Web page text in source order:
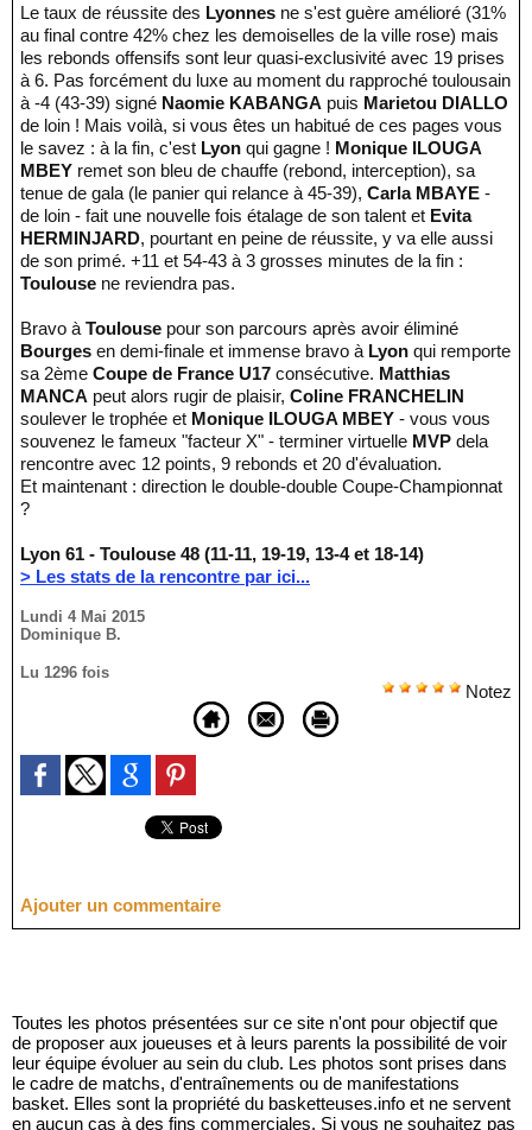
Le taux de réussite des Lyonnes ne s'est guère amélioré (31%
au final contre 42% chez les demoiselles de la ville rose) mais
les rebonds offensifs sont leur quasi-exclusivité avec 19 prises
à 6. Pas forcément du luxe au moment du rapproché toulousain
à -4 (43-39) signé Naomie KABANGA puis Marietou DIALLO
de loin ! Mais voilà, si vous êtes un habitué de ces pages vous
le savez : à la fin, c'est Lyon qui gagne ! Monique ILOUGA
MBEY remet son bleu de chauffe (rebond, interception), sa
tenue de gala (le panier qui relance à 45-39), Carla MBAYE -
de loin - fait une nouvelle fois étalage de son talent et Evita
HERMINJARD, pourtant en peine de réussite, y va elle aussi
de son primé. +11 et 54-43 à 3 grosses minutes de la fin :
Toulouse ne reviendra pas.
Bravo à Toulouse pour son parcours après avoir éliminé
Bourges en demi-finale et immense bravo à Lyon qui remporte
sa 2ème Coupe de France U17 consécutive. Matthias
MANCA peut alors rugir de plaisir, Coline FRANCHELIN
soulever le trophée et Monique ILOUGA MBEY - vous vous
souvenez le fameux "facteur X" - terminer virtuelle MVP dela
rencontre avec 12 points, 9 rebonds et 20 d'évaluation.
Et maintenant : direction le double-double Coupe-Championnat
?
Lyon 61 - Toulouse 48 (11-11, 19-19, 13-4 et 18-14)
> Les stats de la rencontre par ici...
Lundi 4 Mai 2015
Dominique B.
Lu 1296 fois
Notez
Ajouter un commentaire
Toutes les photos présentées sur ce site n'ont pour objectif que
de proposer aux joueuses et à leurs parents la possibilité de voir
leur équipe évoluer au sein du club. Les photos sont prises dans
le cadre de matchs, d'entraînements ou de manifestations
basket. Elles sont la propriété du basketteuses.info et ne servent
en aucun cas à des fins commerciales. Si vous ne souhaitez pas